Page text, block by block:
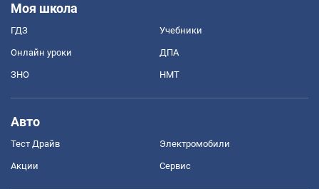
Моя школа
ГДЗ Учебники
Онлайн уроки ДПА
ЗНО НМТ
Авто
Тест Драйв Электромобили
Акции Сервис